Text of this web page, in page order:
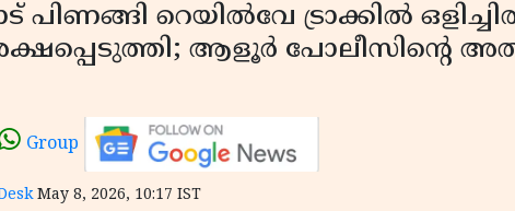
റെയിൽവേ ട്രാക്കിൽ
ആളൂർ പോലീസിൻ്റെ
Group
May 8, 2026, 10:17 IST